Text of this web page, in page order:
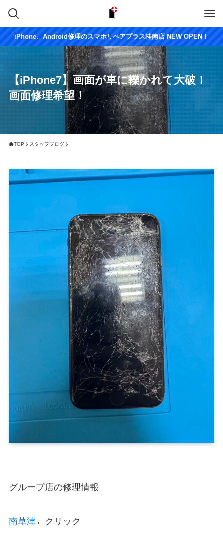
iPhone、Android修理のスマホリペアプラス桂南店 NEW OPEN！
【iPhone7】画面が車に轢かれて大破！
画面修理希望！
TOP スタッフブログ
グループ店の修理情報
南草津←クリック